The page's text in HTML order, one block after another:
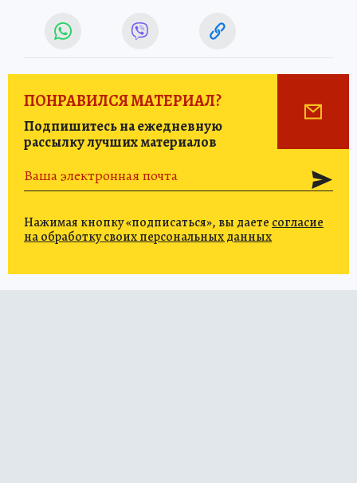
ПОНРАВИЛСЯ МАТЕРИАЛ?
Подпишитесь на ежедневную
рассылку лучших материалов
Нажимая кнопку «подписаться», вы даете согласие
на обработку своих персональных данных